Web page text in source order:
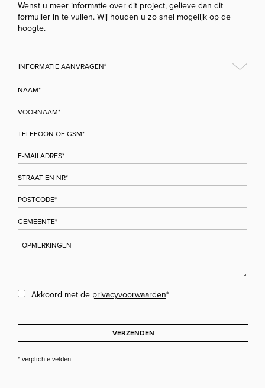
Wenst u meer informatie over dit project, gelieve dan dit
formulier in te vullen. Wij houden u zo snel mogelijk op de
hoogte.
Akkoord met de privacyvoorwaarden*
VERZENDEN
* verplichte velden